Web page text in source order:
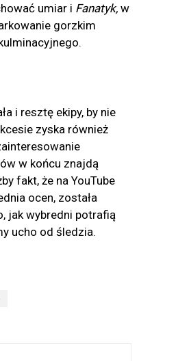
umiar i Fanatyk, w
gorzkim
i resztę ekipy, by nie
zyska również
w końcu znajdą
fakt, że na YouTube
ocen, została
jak wybredni potrafią
ucho od śledzia.